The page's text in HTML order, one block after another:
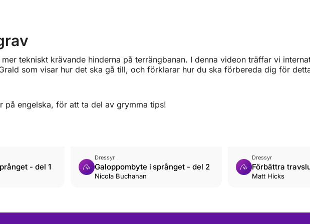
tekniskt krävande hinderna på terrängbanan. I denna videon träffar vi
som visar hur det ska gå till, och förklarar hur du ska förbereda dig för
på engelska, för att ta del av grymma tips!
- del 1
Dressyr
Galoppombyte i språnget - del 2
Nicola Buchanan
Dressyr
Förbättra
Matt Hicks